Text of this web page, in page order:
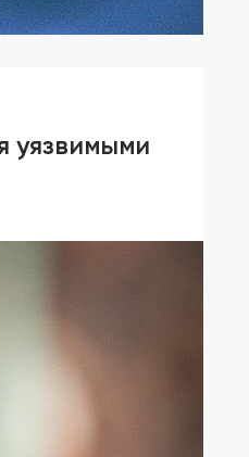
уязвимыми